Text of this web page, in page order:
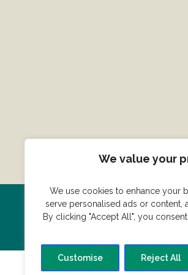
We value your
We use cookies to enhance your
serve personalised ads or content,
By clicking "Accept All", you
Customise Reject All
Har du en konge